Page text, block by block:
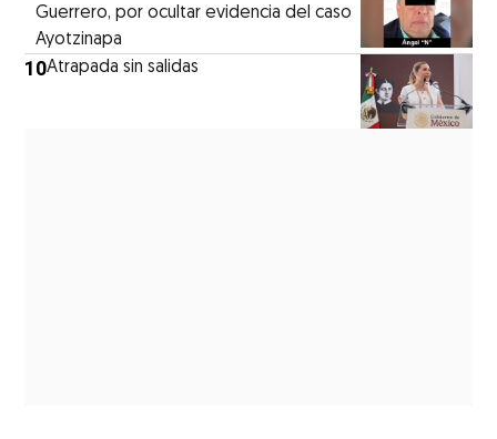
Guerrero, por ocultar evidencia del caso
Ayotzinapa
10Atrapada sin salidas